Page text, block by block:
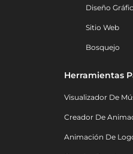
Diseño
Sitio Web
Bosquejo
Herramientas
Visualizador De
Creador De
Animación De